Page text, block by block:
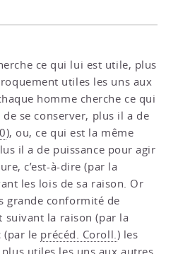
ce qui lui est utile, plus
utiles les uns aux
homme cherche ce qui
se conserver, plus il a de
), ou, ce qui est la même
il a de puissance pour agir
c’est-à-dire (par la
les lois de sa raison. Or
grande conformité de
la raison (par la
(par le précéd. Coroll.) les